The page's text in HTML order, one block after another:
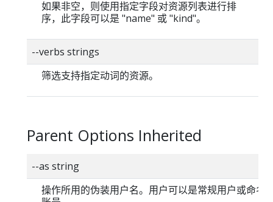
如果非空，则使用指定字段对资源列表进行排
序，此字段可以是 "name" 或 "kind"。
--verbs strings
筛选支持指定动词的资源。
Parent Options Inherited
--as string
操作所用的伪装用户名。用户可以是常规用户或命名